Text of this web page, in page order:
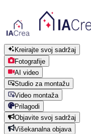
Kreirajte svoj sadržaj
Fotografije
AI video
Studio za montažu
Video montaža
Prilagodi
Objavite svoj sadržaj
Višekanalna objava